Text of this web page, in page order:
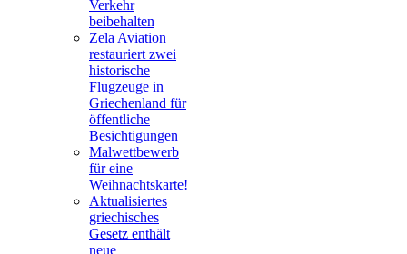
Verkehr
beibehalten
Zela Aviation
restauriert zwei
historische
Flugzeuge in
Griechenland für
öffentliche
Besichtigungen
Malwettbewerb
für eine
Weihnachtskarte!
Aktualisiertes
griechisches
Gesetz enthält
neue